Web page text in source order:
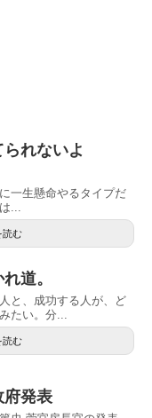
れないよ
一生懸命やるタイプだ
...
読む
道。
と、成功する人が、ど
たい。分...
読む
府発表